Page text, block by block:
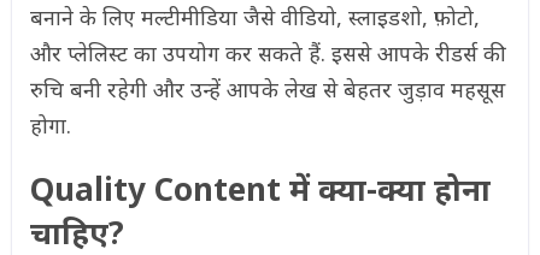
बनाने के लिए मल्टीमीडिया जैसे वीडियो, स्लाइडशो, फ़ोटो,
और प्लेलिस्ट का उपयोग कर सकते हैं. इससे आपके रीडर्स की
रुचि बनी रहेगी और उन्हें आपके लेख से बेहतर जुड़ाव महसूस
होगा.
Quality Content में क्या-क्या होना
चाहिए?